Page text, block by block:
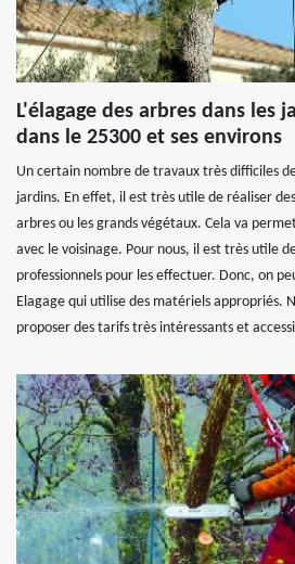
L'élagage des arbres dans les
dans le 25300 et ses environs
Un certain nombre de travaux très difficiles
jardins. En effet, il est très utile de réaliser
arbres ou les grands végétaux. Cela va
avec le voisinage. Pour nous, il est très utile
professionnels pour les effectuer. Donc, on
Elagage qui utilise des matériels appropriés.
proposer des tarifs très intéressants et